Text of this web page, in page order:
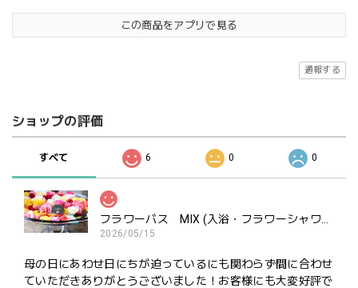
この商品をアプリで見る
通報する
ショップの評価
すべて 6 0 0
2026/05/15
母の日にあわせ日にちが迫っているにも関わらず間に合わせ
ていただきありがとうございました！お客様にも大変好評で